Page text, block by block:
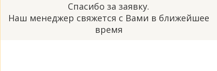
Спасибо за заявку.
Наш менеджер свяжется с Вами в ближейшее
время